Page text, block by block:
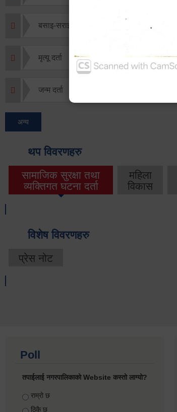
बसाइ-सराई जाने/आउने दर्ता
मृत्यू दर्ता
जन्म दर्ता
अन्य
थप विवरणहरु
सामाजिक सुरक्षा तथा
व्यक्तिगत घटना दर्ता
महिला
विकास
विशेष विवरणहरु
प्रेस नोट
Poll
तपाईलाई नगरपालिकाको Website कस्तो लाग्यो?
Choices
राम्रो छ
ठिकै छ